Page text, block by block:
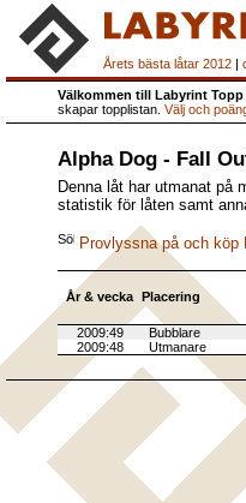
Årets bästa låtar 2012 |
Välkommen till Labyrint Topp
skapar topplistan. Välj och
Alpha Dog - Fall
Denna låt har utmanat på
statistik för låten samt
Provlyssna på och
År & vecka Placering
2009:49
Bubblare
2009:48
Utmanare